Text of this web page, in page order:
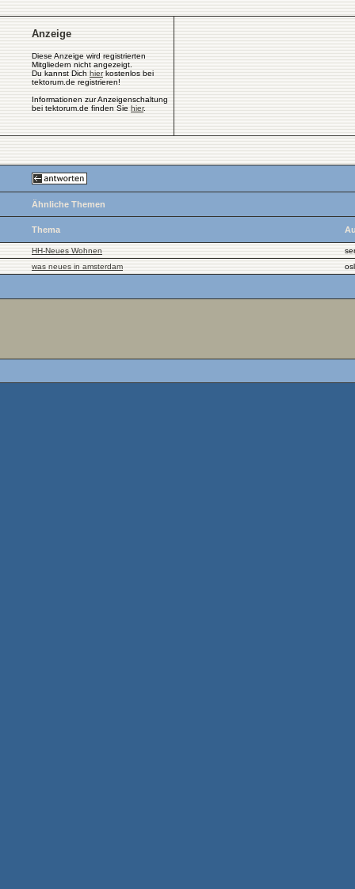
Anzeige
Diese Anzeige wird registrierten
Mitgliedern nicht angezeigt.
Du kannst Dich hierkostenlos bei
tektorum.de registrieren!
Informationen zur Anzeigenschaltung
bei tektorum.de finden Sie hier.
Ähnliche Themen
Thema
HH-Neues Wohnen
was neues in amsterdam